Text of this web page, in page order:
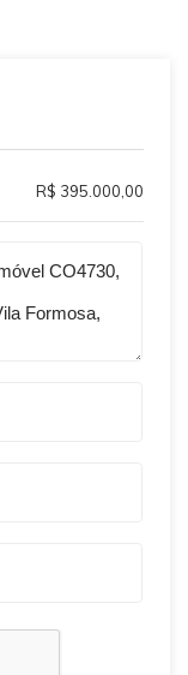
R$ 395.000,00